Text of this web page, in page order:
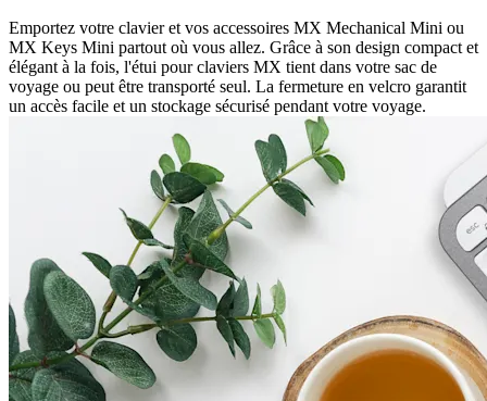
Emportez votre clavier et vos accessoires MX Mechanical Mini ou
MX Keys Mini partout où vous allez. Grâce à son design compact et
élégant à la fois, l'étui pour claviers MX tient dans votre sac de
voyage ou peut être transporté seul. La fermeture en velcro garantit
un accès facile et un stockage sécurisé pendant votre voyage.